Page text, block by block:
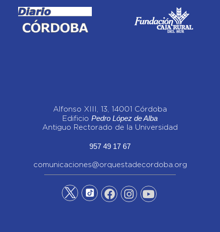
Alfonso XIII, 13, 14001 Córdoba
Edificio Pedro López de Alba
Antiguo Rectorado de la Universidad
957 49 17 67
comunicaciones@orquestadecordoba.org